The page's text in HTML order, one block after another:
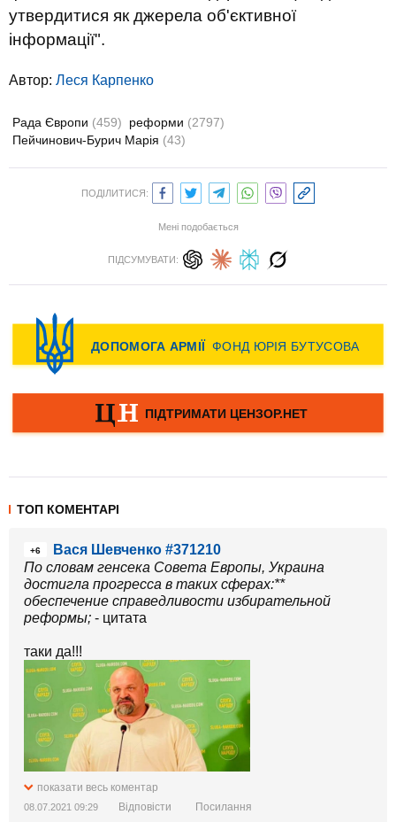
утвердитися як джерела об'єктивної
інформації".
Автор: Леся Карпенко
Рада Європи (459) реформи (2797)
Пейчинович-Бурич Марія (43)
ПОДІЛИТИСЯ:
Мені подобається
ПІДСУМУВАТИ:
ТОП КОМЕНТАРІ
+6
Вася Шевченко #371210
По словам генсека Совета Европы, Украина
достигла прогресса в таких сферах:**
обеспечение справедливости избирательной
реформы; - цитата
таки да!!!
....
показати весь коментар
08.07.2021 09:29 Відповісти Посилання